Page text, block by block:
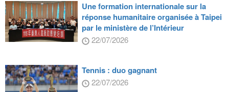
Une formation internationale sur la
réponse humanitaire organisée à Taipei
par le ministère de l’Intérieur
22/07/2026
Tennis : duo gagnant
22/07/2026